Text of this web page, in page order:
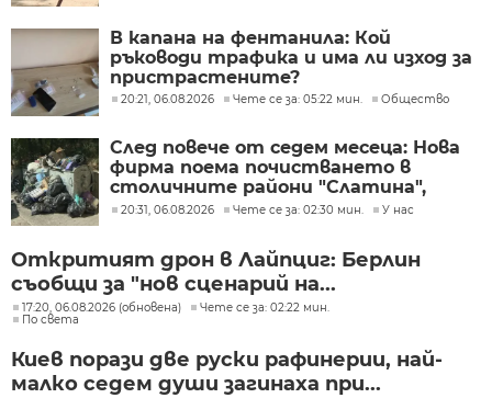
В капана на фентанила: Кой
ръководи трафика и има ли изход за
пристрастените?
20:21, 06.08.2026 Чете се за: 05:22 мин. Общество
След повече от седем месеца: Нова
фирма поема почистването в
столичните райони "Слатина",
"Подуяне" и "Изгрев"
20:31, 06.08.2026 Чете се за: 02:30 мин. У нас
Откритият дрон в Лайпциг: Берлин
съобщи за "нов сценарий на...
17:20, 06.08.2026 (обновена)
Чете се за: 02:22 мин.
По света
Киев порази две руски рафинерии, най-
малко седем души загинаха при...